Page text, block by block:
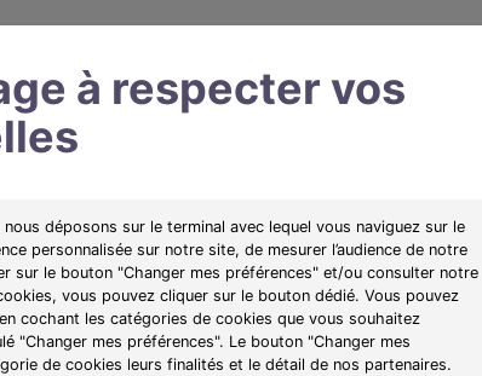
à respecter vos
déposons sur le terminal avec lequel vous naviguez sur le
personnalisée sur notre site, de mesurer l’audience de notre
sur le bouton "Changer mes préférences" et/ou consulter notre
vous pouvez cliquer sur le bouton dédié. Vous pouvez
cochant les catégories de cookies que vous souhaitez
"Changer mes préférences". Le bouton "Changer mes
de cookies leurs finalités et le détail de nos partenaires.